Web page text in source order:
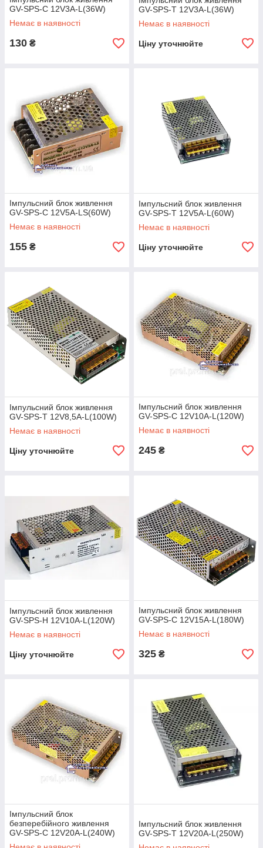
GV-SPS-C 12V3A-L(36W)
Немає в наявності
130 ₴
GV-SPS-T 12V3A-L(36W)
Немає в наявності
Ціну уточнюйте
Імпульсний блок живлення
GV-SPS-C 12V5A-LS(60W)
Немає в наявності
155 ₴
Імпульсний блок живлення
GV-SPS-T 12V5A-L(60W)
Немає в наявності
Ціну уточнюйте
Імпульсний блок живлення
GV-SPS-T 12V8,5A-L(100W)
Немає в наявності
Ціну уточнюйте
Імпульсний блок живлення
GV-SPS-C 12V10A-L(120W)
Немає в наявності
245 ₴
Імпульсний блок живлення
GV-SPS-H 12V10A-L(120W)
Немає в наявності
Ціну уточнюйте
Імпульсний блок живлення
GV-SPS-С 12V15A-L(180W)
Немає в наявності
325 ₴
Імпульсний блок
безперебійного живлення
GV-SPS-C 12V20A-L(240W)
Імпульсний блок живлення
GV-SPS-T 12V20A-L(250W)